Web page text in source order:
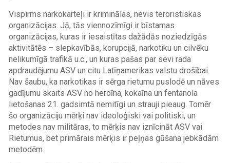
Vispirms narkokarteļi ir kriminālas, nevis teroristiskas
organizācijas. Jā, tās viennozīmīgi ir bīstamas
organizācijas, kuras ir iesaistītas dažādās noziedzīgās
aktivitātēs – slepkavībās, korupcijā, narkotiku un cilvēku
nelikumīgā trafikā u.c., un kuras pašas par sevi rada
apdraudējumu ASV un citu Latīņamerikas valstu drošībai.
Nav šaubu, ka narkotikas ir sērga rietumu puslodē un nāves
gadījumu skaits ASV no heroīna, kokaīna un fentanola
lietošanas 21. gadsimtā nemitīgi un strauji pieaug. Tomēr
šo organizāciju mērķi nav ideoloģiski vai politiski, un
metodes nav militāras, to mērķis nav iznīcināt ASV vai
Rietumus, bet primārais mērķis ir peļņas gūšana jebkādām
metodēm.